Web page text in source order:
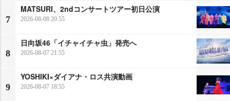
7
MATSURI、2ndコンサートツアー初日公演
2026-08-08 20:55
8
日向坂46「イチャイチャ虫」発売へ
2026-08-07 21:55
9
YOSHIKI×ダイアナ・ロス共演動画
2026-08-07 18:55